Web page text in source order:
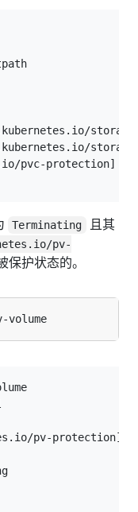
pvc-protection]
Terminating 且其
pv-
保护状态的。
pv-protection]